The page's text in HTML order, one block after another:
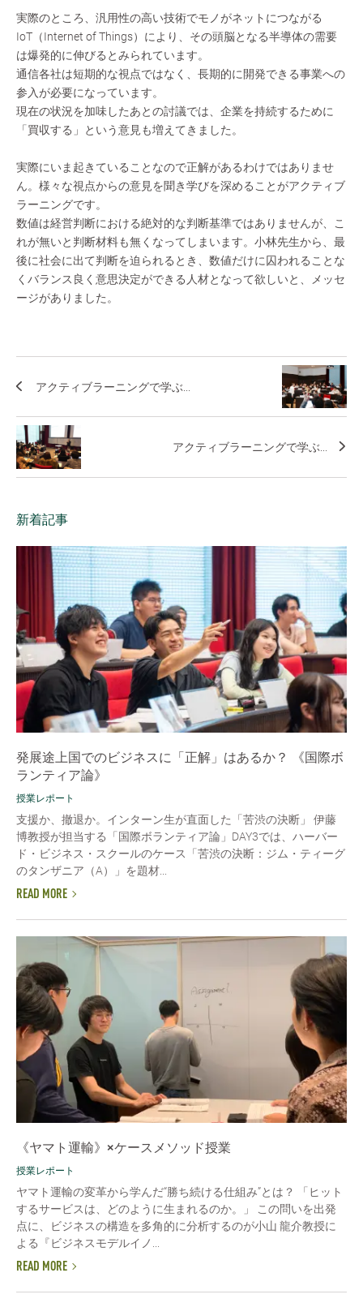
実際のところ、汎用性の高い技術でモノがネットにつながる
IoT（Internet of Things）により、その頭脳となる半導体の需要
は爆発的に伸びるとみられています。
通信各社は短期的な視点ではなく、長期的に開発できる事業への
参入が必要になっています。
現在の状況を加味したあとの討議では、企業を持続するために
「買収する」という意見も増えてきました。
実際にいま起きていることなので正解があるわけではありませ
ん。様々な視点からの意見を聞き学びを深めることがアクティブ
ラーニングです。
数値は経営判断における絶対的な判断基準ではありませんが、こ
れが無いと判断材料も無くなってしまいます。小林先生から、最
後に社会に出て判断を迫られるとき、数値だけに囚われることな
くバランス良く意思決定ができる人材となって欲しいと、メッセ
ージがありました。
アクティブラーニングで学ぶ...
アクティブラーニングで学ぶ...
新着記事
発展途上国でのビジネスに「正解」はあるか？ 《国際ボ
ランティア論》
授業レポート
支援か、撤退か。インターン生が直面した「苦渋の決断」 伊藤
博教授が担当する「国際ボランティア論」DAY3では、ハーバー
ド・ビジネス・スクールのケース「苦渋の決断：ジム・ティーグ
のタンザニア（A）」を題材...
READ MORE
《ヤマト運輸》×ケースメソッド授業
授業レポート
ヤマト運輸の変革から学んだ“勝ち続ける仕組み”とは？ 「ヒット
するサービスは、どのように生まれるのか。」 この問いを出発
点に、ビジネスの構造を多角的に分析するのが小山 龍介教授に
よる『ビジネスモデルイノ...
READ MORE